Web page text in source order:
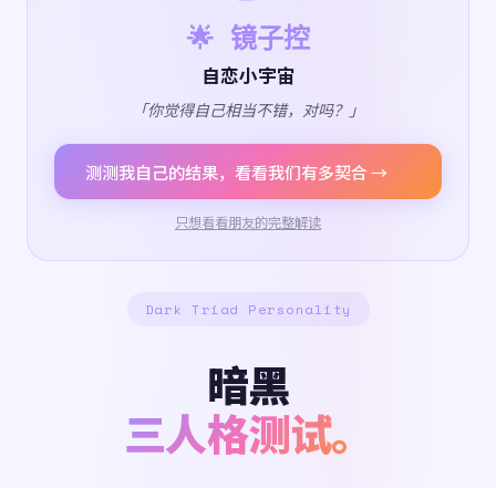
🌟 镜子控
自恋小宇宙
「你觉得自己相当不错，对吗？」
测测我自己的结果，看看我们有多契合 →
只想看看朋友的完整解读
Dark Triad Personality
暗黑
三人格测试。